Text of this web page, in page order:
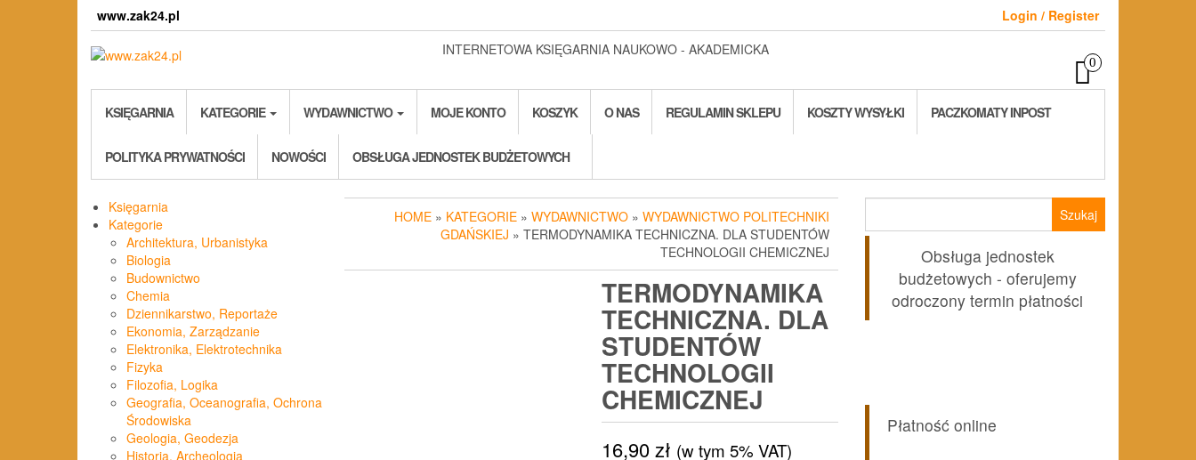
www.zak24.pl
Login / Register
INTERNETOWA KSIĘGARNIA NAUKOWO - AKADEMICKA
0
KSIĘGARNIA KATEGORIE WYDAWNICTWO MOJE KONTO KOSZYK O NAS REGULAMIN SKLEPU KOSZTY WYSYŁKI PACZKOMATY INPOST
POLITYKA PRYWATNOŚCI NOWOŚCI OBSŁUGA JEDNOSTEK BUDŻETOWYCH
Księgarnia
Kategorie
Architektura, Urbanistyka
Biologia
Budownictwo
Chemia
Dziennikarstwo, Reportaże
Ekonomia, Zarządzanie
Elektronika, Elektrotechnika
Fizyka
Filozofia, Logika
Geografia, Oceanografia, Ochrona
Środowiska
Geologia, Geodezja
Historia, Archeologia
HOME » KATEGORIE » WYDAWNICTWO » WYDAWNICTWO POLITECHNIKI
GDAŃSKIEJ » TERMODYNAMIKA TECHNICZNA. DLA STUDENTÓW
TECHNOLOGII CHEMICZNEJ
TERMODYNAMIKA
TECHNICZNA. DLA
STUDENTÓW
TECHNOLOGII
CHEMICZNEJ
16,90zł (w tym 5% VAT)
Obsługa jednostek
budżetowych - oferujemy
odroczony termin płatności
Płatność online